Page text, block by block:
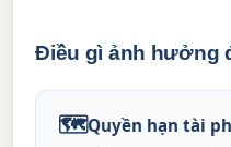
Điều gì ảnh hưởng
🗺️Quyền hạn tài